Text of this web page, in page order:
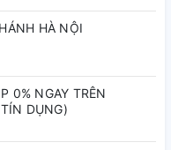
chuyển 20 giây một
HÀ NỘI
0% NGAY TRÊN
DỤNG)